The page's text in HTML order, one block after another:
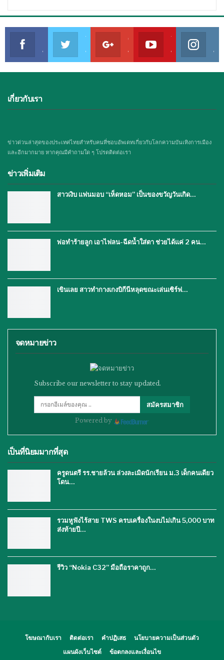
เกี่ยวกับเรา
ข่าวด่วนล่าสุดของประเทศไทยสำหรับคนที่ชอบอัพเดทเกี่ยวกับโลกความบันเทิงการเมือง
และอีกมากมาย หากคุณมีคำถามใด ๆ โปรดติดต่อเรา
ข่าวเพิ่มเติม
สาวเงิบ แฟนมอบ “เห็ดหอม” เป็นของขวัญวันเกิด…
พ่อทำร้ายลูก เอาไฟลน-ฉีดน้ำใส่ตา ช่วยได้แค่ 2 คน…
เขินเลย สาวทำกางเกงบิกีนีหลุดขณะเล่นเซิร์ฟ…
จดหมายข่าว
Subscribe our newsletter to stay updated.
สมัครสมาชิก
Powered by
เป็นที่นิยมมากที่สุด
ครูดนตรี รร.ชายล้วน ล่วงละเมิดนักเรียน ม.3 เด็กคนเดียว
โดน…
รวมหูฟังไร้สาย TWS ครบเครื่องในงบไม่เกิน 5,000 บาท
ส่งท้ายปี…
รีวิว “Nokia C32” มือถือราคาถูก…
โฆษณากับเรา ติดต่อเรา คำปฏิเสธ
นโยบายความเป็นส่วนตัว
แผนผังเว็บไซต์
ข้อตกลงและเงื่อนไข